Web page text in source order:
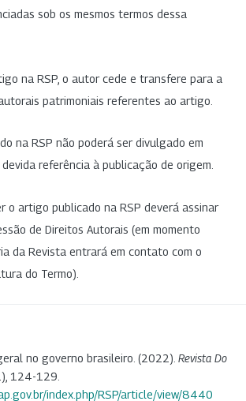
sob os mesmos termos dessa
na RSP, o autor cede e transfere para a
patrimoniais referentes ao artigo.
na RSP não poderá ser divulgado em
referência à publicação de origem.
o artigo publicado na RSP deverá assinar
de Direitos Autorais (em momento
da Revista entrará em contato com o
do Termo).
no governo brasileiro. (2022). Revista Do
124-129.
index.php/RSP/article/view/8440